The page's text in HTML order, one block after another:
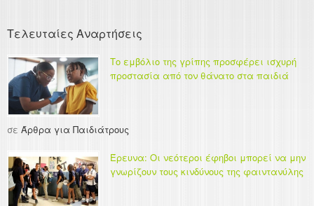
Τελευταίες Αναρτήσεις
Το εμβόλιο της γρίπης προσφέρει ισχυρή
προστασία από τον θάνατο στα παιδιά
σε Άρθρα για Παιδιάτρους
Έρευνα: Οι νεότεροι έφηβοι μπορεί να μην
γνωρίζουν τους κινδύνους της φαιντανύλης